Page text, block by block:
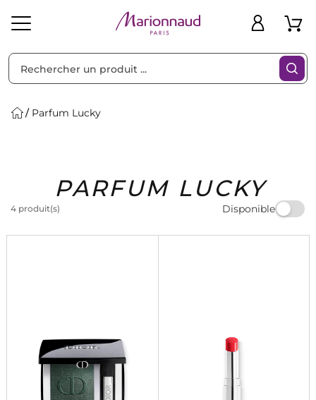
Solaire Homme Marques Idées
Cadeaux
Bons
Plans
Parfum Lucky
PARFUM LUCKY
4 produit(s) Disponible
Filtres